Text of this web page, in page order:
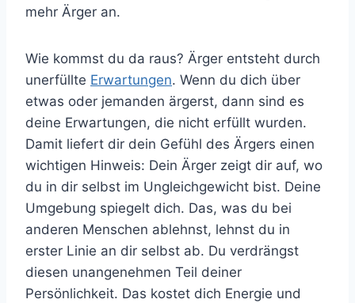
mehr Ärger an.
Wie kommst du da raus? Ärger entsteht durch
unerfüllte Erwartungen. Wenn du dich über
etwas oder jemanden ärgerst, dann sind es
deine Erwartungen, die nicht erfüllt wurden.
Damit liefert dir dein Gefühl des Ärgers einen
wichtigen Hinweis: Dein Ärger zeigt dir auf, wo
du in dir selbst im Ungleichgewicht bist. Deine
Umgebung spiegelt dich. Das, was du bei
anderen Menschen ablehnst, lehnst du in
erster Linie an dir selbst ab. Du verdrängst
diesen unangenehmen Teil deiner
Persönlichkeit. Das kostet dich Energie und